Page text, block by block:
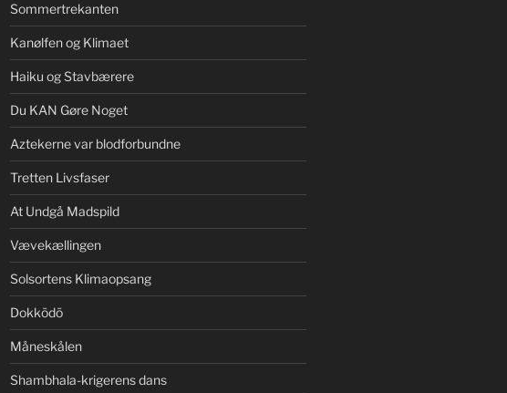
Sommertrekanten
Kanølfen og Klimaet
Haiku og Stavbærere
Du KAN Gøre Noget
Aztekerne var blodforbundne
Tretten Livsfaser
At Undgå Madspild
Vævekællingen
Solsortens Klimaopsang
Dokkōdō
Måneskålen
Shambhala-krigerens dans